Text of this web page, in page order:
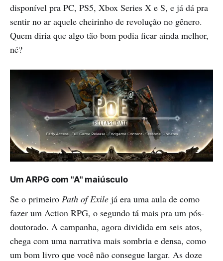
disponível pra PC, PS5, Xbox Series X e S, e já dá pra
sentir no ar aquele cheirinho de revolução no gênero.
Quem diria que algo tão bom podia ficar ainda melhor,
né?
Um ARPG com "A" maiúsculo
Se o primeiro Path of Exile já era uma aula de como
fazer um Action RPG, o segundo tá mais pra um pós-
doutorado. A campanha, agora dividida em seis atos,
chega com uma narrativa mais sombria e densa, como
um bom livro que você não consegue largar. As doze